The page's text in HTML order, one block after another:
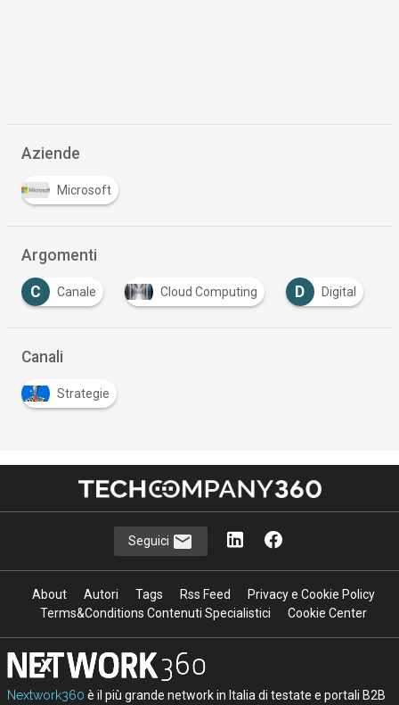
Aziende
Microsoft
Argomenti
Canale Cloud Computing Digital
Canali
Strategie
Seguici
About Autori Tags Rss Feed
Privacy e Cookie Policy
Terms&Conditions Contenuti Specialistici
Cookie Center
Nextwork360 è il più grande network in Italia di testate e portali B2B